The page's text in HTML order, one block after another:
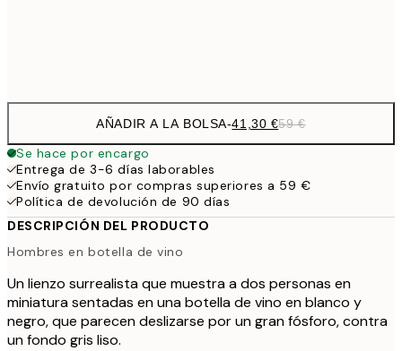
AÑADIR A LA BOLSA-41,30 €59 €
Se hace por encargo
Entrega de 3-6 días laborables
Envío gratuito por compras superiores a 59 €
Política de devolución de 90 días
DESCRIPCIÓN DEL PRODUCTO
Hombres en botella de vino
Un lienzo surrealista que muestra a dos personas en
miniatura sentadas en una botella de vino en blanco y
negro, que parecen deslizarse por un gran fósforo, contra
un fondo gris liso.